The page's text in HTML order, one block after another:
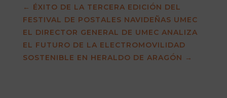
← ÉXITO DE LA TERCERA EDICIÓN DEL
FESTIVAL DE POSTALES NAVIDEÑAS UMEC
EL DIRECTOR GENERAL DE UMEC ANALIZA
EL FUTURO DE LA ELECTROMOVILIDAD
SOSTENIBLE EN HERALDO DE ARAGÓN →